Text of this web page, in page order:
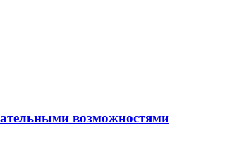
возможностями